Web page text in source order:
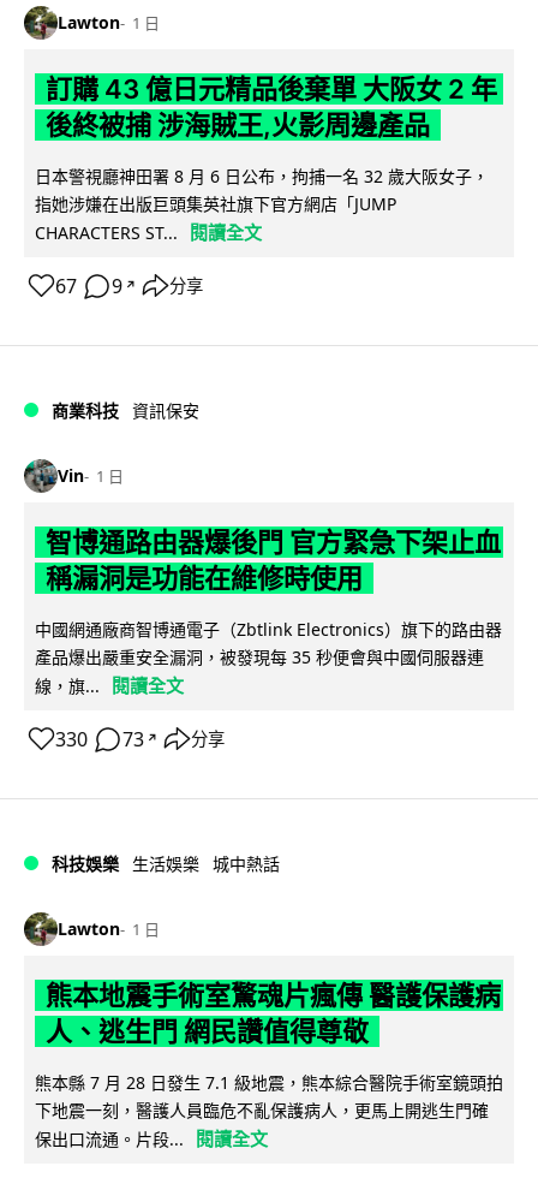
Lawton 1 日
訂購 43 億日元精品後棄單 大阪女 2 年
後終被捕 涉海賊王,火影周邊產品
日本警視廳神田署 8 月 6 日公布，拘捕一名 32 歲大阪女子，
指她涉嫌在出版巨頭集英社旗下官方網店「JUMP
CHARACTERS ST...
閱讀全文
67 9 ↗ 分享
商業科技 資訊保安
Vin 1 日
智博通路由器爆後門 官方緊急下架止血
稱漏洞是功能在維修時使用
中國網通廠商智博通電子（Zbtlink Electronics）旗下的路由器
產品爆出嚴重安全漏洞，被發現每 35 秒便會與中國伺服器連
線，旗...
閱讀全文
330 73 ↗ 分享
科技娛樂 生活娛樂 城中熱話
Lawton 1 日
熊本地震手術室驚魂片瘋傳 醫護保護病
人、逃生門 網民讚值得尊敬
熊本縣 7 月 28 日發生 7.1 級地震，熊本綜合醫院手術室鏡頭拍
下地震一刻，醫護人員臨危不亂保護病人，更馬上開逃生門確
保出口流通。片段...
閱讀全文